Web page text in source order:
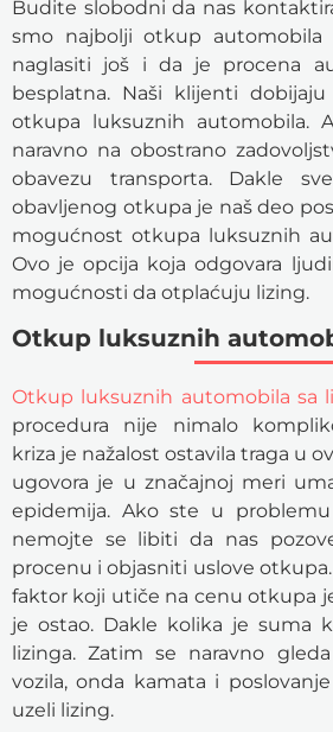
Budite slobodni da nas
smo najbolji otkup automobila
naglasiti još i da je procena
besplatna. Naši klijenti
otkupa luksuznih automobila.
naravno na obostrano
obavezu transporta. Dakle
obavljenog otkupa je naš deo
mogućnost otkupa luksuznih
Ovo je opcija koja odgovara
mogućnosti da otplaćuju lizing.
Otkup luksuznih
Otkup luksuznih automobila sa
procedura nije nimalo
kriza je nažalost ostavila traga u
ugovora je u značajnoj meri
epidemija. Ako ste u
nemojte se libiti da nas
procenu i objasniti uslove
faktor koji utiče na cenu otkupa
je ostao. Dakle kolika je suma
lizinga. Zatim se naravno
vozila, onda kamata i
uzeli lizing.